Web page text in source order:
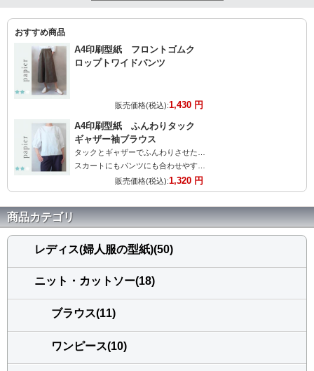
おすすめ商品
A4印刷型紙 フロントゴムク
ロップトワイドパンツ
販売価格(税込):1,430 円
A4印刷型紙 ふんわりタック
ギャザー袖ブラウス
スカートにもパンツにも合わせやすいブラウスです。
販売価格(税込):1,320 円
商品カテゴリ
レディス(婦人服の型紙)(50)
ニット・カットソー(18)
ブラウス(11)
ワンピース(10)